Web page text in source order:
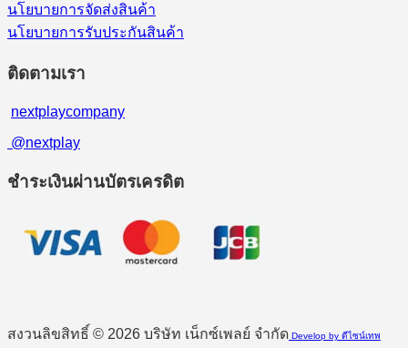
นโยบายการจัดส่งสินค้า
นโยบายการรับประกันสินค้า
ติดตามเรา
nextplaycompany
@nextplay
ชำระเงินผ่านบัตรเครดิต
สงวนลิขสิทธิ์ © 2026 บริษัท เน็กซ์เพลย์ จำกัด Develop by ดีไซน์เทพ